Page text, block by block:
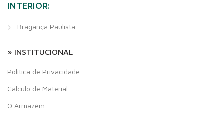
INTERIOR:
Bragança Paulista
» INSTITUCIONAL
Política de Privacidade
Cálculo de Material
O Armazém